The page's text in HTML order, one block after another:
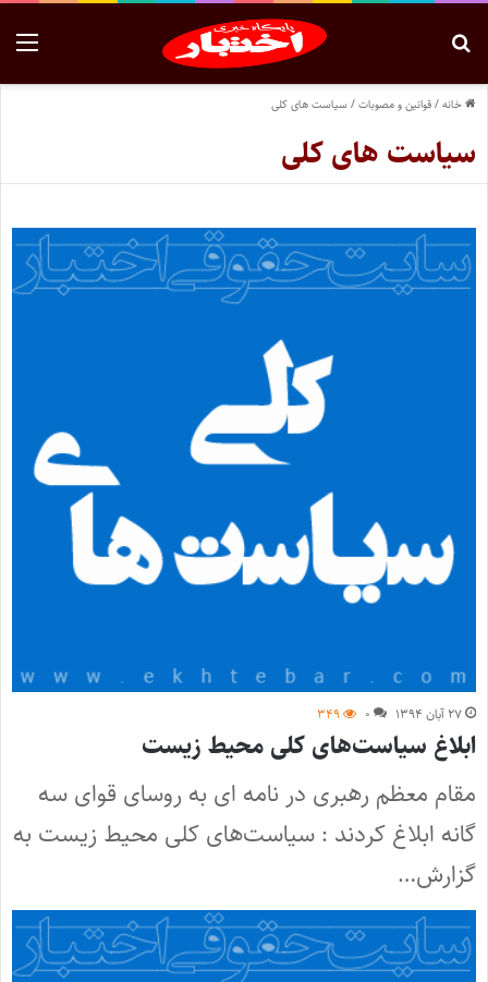
خانه/قوانین و مصوبات/سیاست های کلی
سیاست های کلی
۲۷ آبان ۱۳۹۴ ۰ ۳۴۹
ابلاغ سیاست‌های کلی محیط زیست
مقام معظم رهبری در نامه ای به روسای قوای سه
گانه ابلاغ کردند : سیاست‌های کلی محیط زیست به
گزارش…